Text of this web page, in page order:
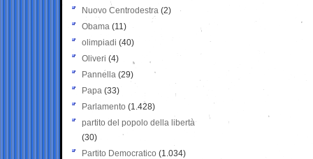
Nuovo Centrodestra (2)
Obama (11)
olimpiadi (40)
Oliveri (4)
Pannella (29)
Papa (33)
Parlamento (1.428)
partito del popolo della libertà
(30)
Partito Democratico (1.034)